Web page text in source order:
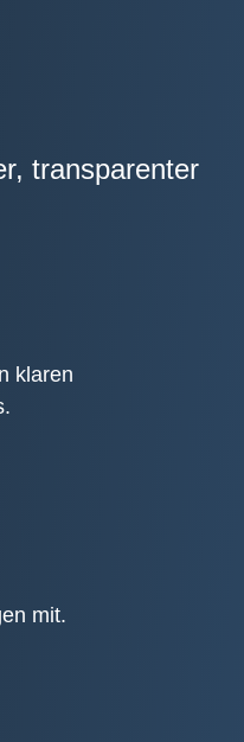
transparenter
klaren
mit.